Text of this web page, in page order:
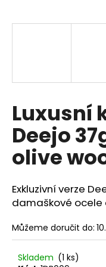
Luxusní
Deejo
olive
Exkluzivní verze
damaškové ocele
Můžeme doručit do:
Skladem (1 ks)
j
?
D
o
o
r
u